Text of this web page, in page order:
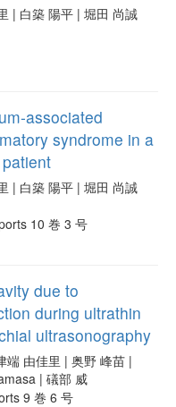
| 白築 陽平 | 堀田 尚誠
associated
syndrome in a
| 白築 陽平 | 堀田 尚誠
10 巻 3 号
due to
during ultrathin
ultrasonography
端 由佳里 | 奥野 峰苗 |
| 礒部 威
9 巻 6 号